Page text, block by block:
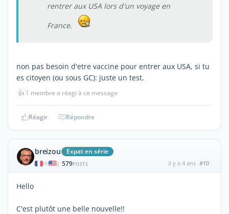
rentrer aux USA lors d'un voyage en
France.
non pas besoin d'etre vaccine pour entrer aux USA, si tu
es citoyen (ou sous GC): juste un test.
👍 1 membre a réagi à ce message
Réagir Répondre
breizou Expat en série
| 579POSTS il y a 4 ans #10
Hello
C'est plutôt une belle nouvelle!!